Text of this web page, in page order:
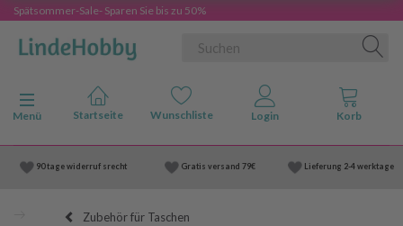
Spätsommer-Sale- Sparen Sie bis zu 50%
Anzeige ändern
Menü
90 tage widerruf srecht Gratis versand 79€ Lieferung 2-4 werktage
Zubehör für Taschen